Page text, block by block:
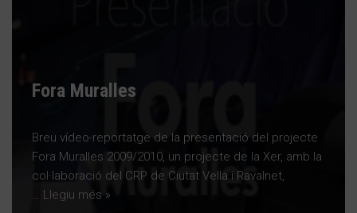
Fora Muralles
Breu vídeo-reportatge de la presentació del projecte
Fora Muralles 2009/2010, un projecte de la Xer, amb la
col·laboració del CRP de Ciutat Vella i Ravalnet,
… Llegiu més »